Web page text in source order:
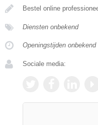
Bestel online
Diensten onbekend
Openingstijden onbekend
Sociale media: